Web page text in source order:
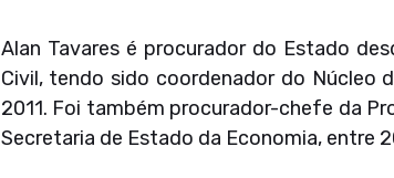
Alan Tavares é procurador do Estado
Civil, tendo sido coordenador do Núcleo
2011. Foi também procurador-chefe da
Secretaria de Estado da Economia, entre